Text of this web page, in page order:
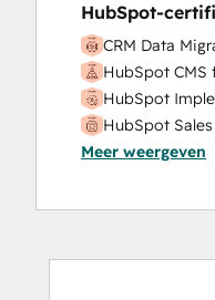
HubSpot-
CRM Data
HubSpot CMS
HubSpot
HubSpot
HubSpot
Inbound
Inbound Sales
Meer weergeven